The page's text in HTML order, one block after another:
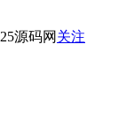
关注